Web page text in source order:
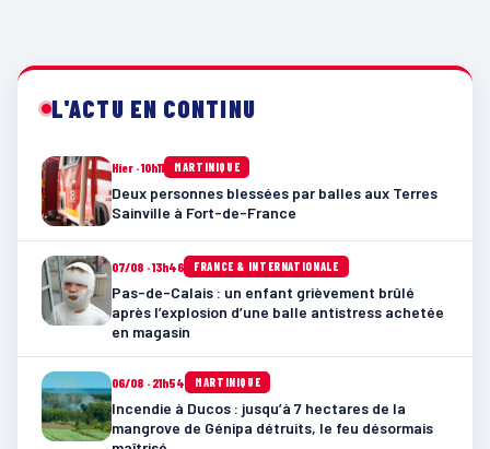
L'ACTU EN CONTINU
Hier · 10h11 MARTINIQUE
Deux personnes blessées par balles aux Terres
Sainville à Fort-de-France
07/08 · 13h46 FRANCE & INTERNATIONALE
Pas-de-Calais : un enfant grièvement brûlé
après l’explosion d’une balle antistress achetée
en magasin
06/08 · 21h54 MARTINIQUE
Incendie à Ducos : jusqu’à 7 hectares de la
mangrove de Génipa détruits, le feu désormais